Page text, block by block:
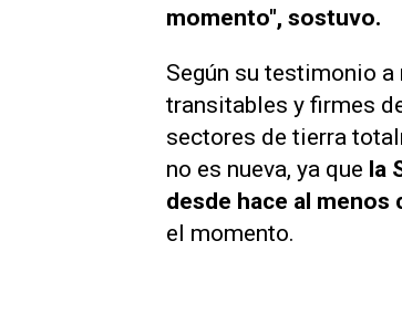
momento", sostuvo.
Según su testimonio
transitables y firmes
sectores de tierra
no es nueva, ya que la
desde hace al
el momento.